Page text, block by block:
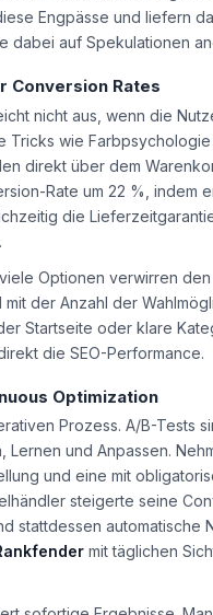
ist dieKlickpfad-Effizienz.
der Seite und
dabei auf Spekulationen
Conversion Rates
nicht aus, wenn die
Tricks wieFarbpsychologie
direkt über dem
Rate um 22 %, indem
die
Optionen verwirren
der Anzahl der
die SEO-Performance.
Optimization
Prozess. A/B-Tests
und Anpassen.
und eine mit
steigerte seine
stattdessen automatische
mit täglichen